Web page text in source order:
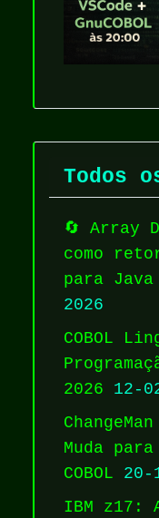
Todos
🔄 Array
como
para
2026
COBOL
2026
12-
Muda
COBOL
20-
IBM z17: